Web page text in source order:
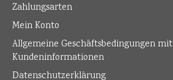
Zahlungsarten
Mein Konto
Allgemeine Geschäftsbedingungen mit
Kundeninformationen
Datenschutzerklärung